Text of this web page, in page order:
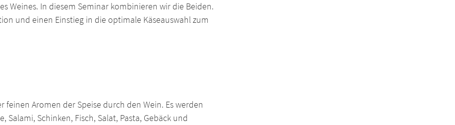
Weines. In diesem Seminar kombinieren wir die Beiden.
und einen Einstieg in die optimale Käseauswahl zum
Aromen der Speise durch den Wein. Es werden
Schinken, Fisch, Salat, Pasta, Gebäck und